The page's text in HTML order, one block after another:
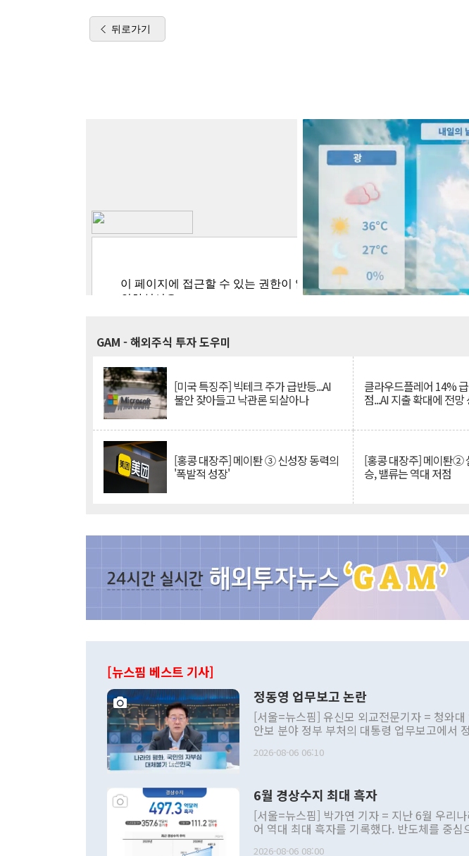
뒤로가기
GAM - 해외주식 투자 도우미
[미국 특징주] 빅테크 주가 급반등...AI
불안 잦아들고 낙관론 되살아나
클라우드플레어 14%
점...AI 지출 확대에 전망
[홍콩 대장주] 메이퇀 ③ 신성장 동력의
'폭발적 성장'
[홍콩 대장주] 메이퇀②
승, 밸류는 역대 저점
[뉴스핌 베스트 기사]
정동영 업무보고 논란
[서울=뉴스핌] 유신모 외교전문기자 = 청와대
안보 분야 정부 부처의 대통령 업무보고에서
발언 중에는 정부 내 조율을 거치지 않은 사안
주의적 희망에 근거한 비현실적 구상'이라는
관의 대북 정책 관련 발언이 물의를 빚은 적은
관 부처 장관이 공개적으로 부정적 입장을 표
관의 무리한 대북 접근법과 월권을 제어해야
다. [정동영 통일부 장관이 지난달 23일 오후 서울 종로구 정부서울청사에
2026-08-06 06:10
6월 경상수지 최대 흑자
[서울=뉴스핌] 박가연 기자 = 지난 6월 우리
어 역대 최대 흑자를 기록했다. 반도체를 중
2026-08-06 08:00